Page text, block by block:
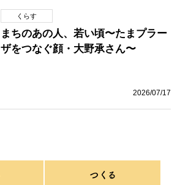
くらす
まちのあの人、若い頃〜たまプラー
ザをつなぐ顔・大野承さん〜
2026/07/17